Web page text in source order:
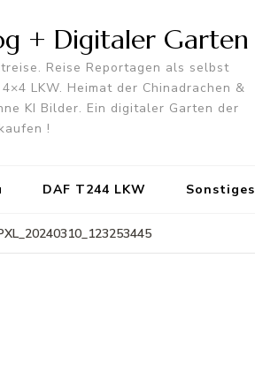
+ Digitaler Garten
Reise Reportagen als selbst
LKW. Heimat der Chinadrachen &
KI Bilder. Ein digitaler Garten der
!
DAF T244 LKW Sonstiges